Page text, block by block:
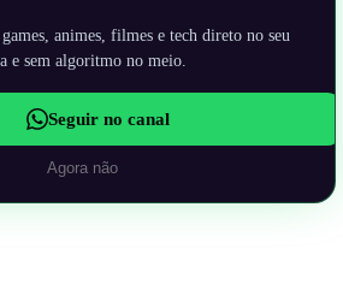
animes, filmes e tech direto no seu
e sem algoritmo no meio.
Seguir no canal
Agora não